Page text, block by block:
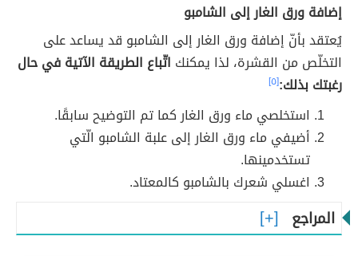
إضافة ورق الغار إلى الشامبو
يُعتقد بأنّ إضافة ورق الغار إلى الشامبو قد يساعد على
التخلّص من القشرة، لذا يمكنك اتّباع الطريقة الآتية في حال
رغبتك بذلك:[٥]
استخلصي ماء ورق الغار كما تم التوضيح سابقًا.
أضيفي ماء ورق الغار إلى علبة الشامبو الّتي
تستخدمينها.
اغسلي شعرك بالشامبو كالمعتاد.
المراجع